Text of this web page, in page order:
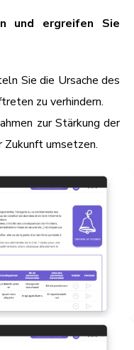
und ergreifen Sie
Sie die Ursache des
zu verhindern.
zur Stärkung der
Zukunft umsetzen.